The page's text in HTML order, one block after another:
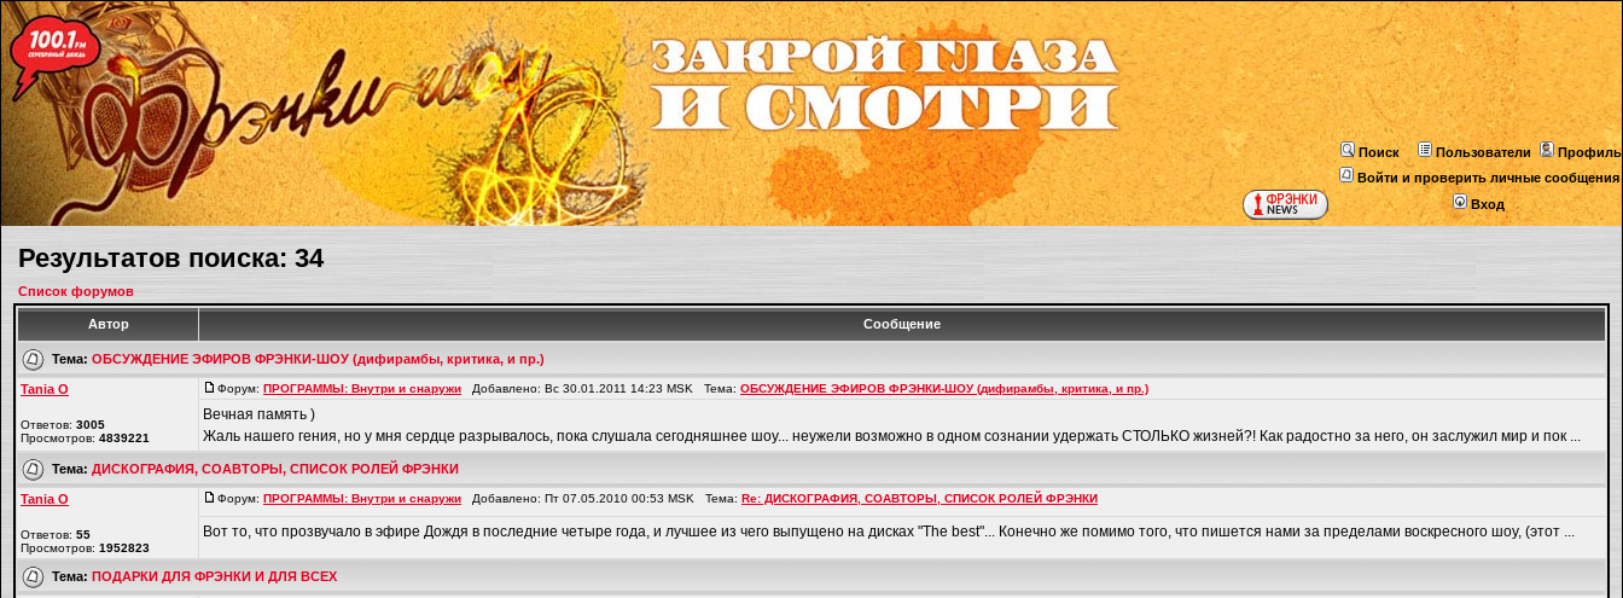
Поиск Пользователи
Профиль
Войти и проверить личные сообщения
Вход
Результатов поиска: 34
Список форумов
Автор Сообщение
Тема: ОБСУЖДЕНИЕ ЭФИРОВ ФРЭНКИ-ШОУ (дифирамбы, критика, и пр.)
Tania O
Ответов: 3005
Просмотров: 4839221
Форум: ПРОГРАММЫ: Внутри и снаружи Добавлено: Вс 30.01.2011 14:23 MSK Тема: ОБСУЖДЕНИЕ ЭФИРОВ ФРЭНКИ-ШОУ (дифирамбы, критика, и пр.)
Вечная память )
Жаль нашего гения, но у мня сердце разрывалось, пока слушала сегодняшнее шоу... неужели возможно в одном сознании удержать СТОЛЬКО жизней?! Как радостно за него, он заслужил мир и пок ...
Тема: ДИСКОГРАФИЯ, СОАВТОРЫ, СПИСОК РОЛЕЙ ФРЭНКИ
Tania O
Ответов: 55
Просмотров: 1952823
Форум: ПРОГРАММЫ: Внутри и снаружи Добавлено: Пт 07.05.2010 00:53 MSK Тема: Re: ДИСКОГРАФИЯ, СОАВТОРЫ, СПИСОК РОЛЕЙ ФРЭНКИ
Вот то, что прозвучало в эфире Дождя в последние четыре года, и лучшее из чего выпущено на дисках "The best"... Конечно же помимо того, что пишется нами за пределами воскресного шоу, (этот ...
Тема: ПОДАРКИ ДЛЯ ФРЭНКИ И ДЛЯ ВСЕХ